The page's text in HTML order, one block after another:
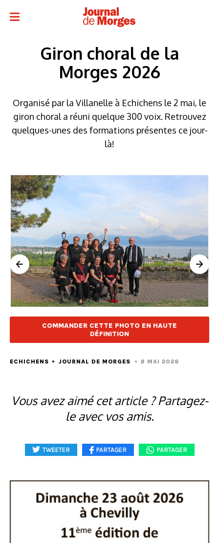
Giron choral de la
Morges 2026
Organisé par la Villanelle à Echichens le 2 mai, le
giron choral a réuni quelque 300 voix. Retrouvez
quelques-unes des formations présentes ce jour-
là!
COMMANDER CETTE PHOTO EN HAUTE
DÉFINITION
ECHICHENS JOURNAL DE MORGES 8 MAI 2026
Vous avez aimé cet article ? Partagez-
le avec vos amis.
TWEETER PARTAGER PARTAGER